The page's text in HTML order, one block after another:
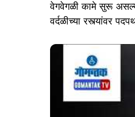
वेगवेगळी कामे सुरू
वर्दळीच्या रस्त्यांवर